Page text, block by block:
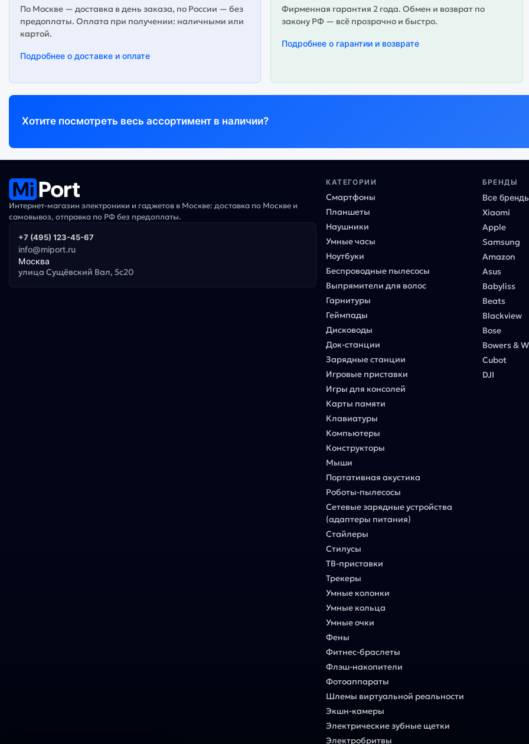
По Москве — доставка в день заказа, по России — без
предоплаты. Оплата при получении: наличными или
картой.
Подробнее о доставке и оплате
Фирменная гарантия 2 года. Обмен и возврат по
закону РФ — всё прозрачно и быстро.
Подробнее о гарантии и возврате
Хотите посмотреть весь ассортимент в наличии?
Интернет-магазин электроники и гаджетов в Москве: доставка по Москве и
самовывоз, отправка по РФ без предоплаты.
+7 (495) 123-45-67
info@miport.ru
Москва
улица Сущёвский Вал, 5с20
КАТЕГОРИИ
Смартфоны
Планшеты
Наушники
Умные часы
Ноутбуки
Беспроводные пылесосы
Выпрямители для волос
Гарнитуры
Геймпады
Дисководы
Док-станции
Зарядные станции
Игровые приставки
Игры для консолей
Карты памяти
Клавиатуры
Компьютеры
Конструкторы
Мыши
Портативная акустика
Роботы-пылесосы
Сетевые зарядные устройства
(адаптеры питания)
Стайлеры
Стилусы
ТВ-приставки
Трекеры
Умные колонки
Умные кольца
Умные очки
Фены
Фитнес-браслеты
Флэш-накопители
Фотоаппараты
Шлемы виртуальной реальности
Экшн-камеры
Электрические зубные щетки
Электробритвы
БРЕНДЫ
Все
Xiaomi
Apple
Samsung
Amazon
Asus
Babyliss
Beats
Blackview
Bose
Bowers &
Cubot
DJI